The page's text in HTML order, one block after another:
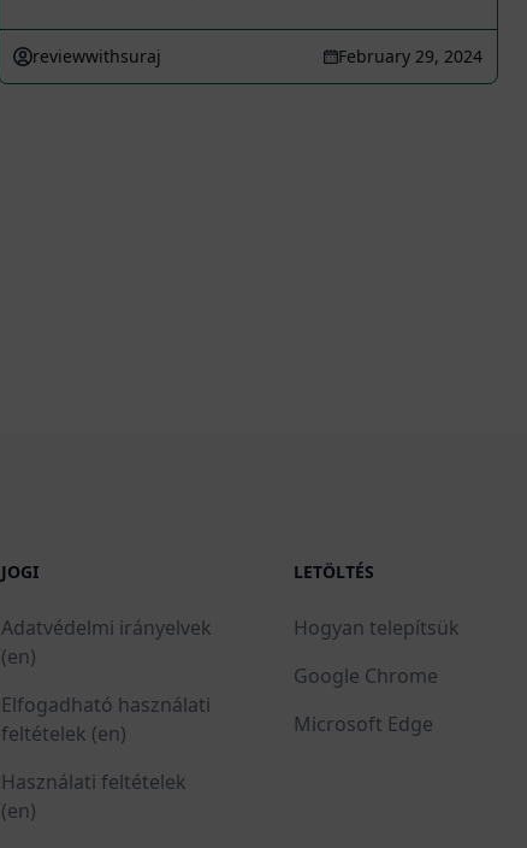
reviewwithsuraj February 29, 2024
JOGI
Adatvédelmi irányelvek
(en)
Elfogadható használati
feltételek (en)
Használati feltételek
(en)
LETÖLTÉS
Hogyan telepítsük
Google Chrome
Microsoft Edge